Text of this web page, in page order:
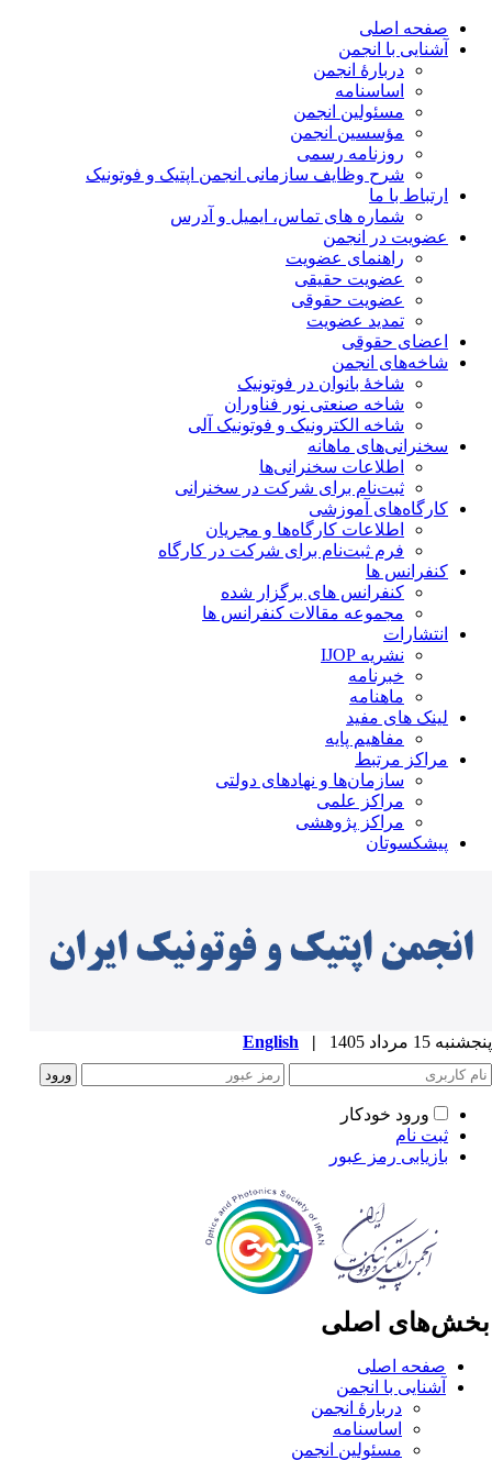
صفحه اصلی
آشنایی با انجمن
دربارۀ انجمن
اساسنامه
مسئولین انجمن
مؤسسین انجمن
روزنامه رسمی
شرح وظایف سازمانی انجمن اپتیک و فوتونیک
ارتباط با ما
شماره های تماس، ایمیل و آدرس
عضویت در انجمن
راهنمای عضویت
عضویت حقیقی
عضویت حقوقی
تمدید عضویت
اعضای حقوقی
شاخه‌های انجمن
شاخۀ بانوان در فوتونیک
شاخه صنعتی نور فناوران
شاخه‌ الکترونیک و فوتونیک آلی
سخنرانی‌های ماهانه
اطلاعات سخنرانی‌‌ها
ثبت‌نام برای شرکت در سخنرانی
کارگاه‌های آموزشی
اطلاعات کارگاه‌ها و مجریان
فرم ثبت‌نام برای شرکت در کارگاه
کنفرانس ها
کنفرانس های برگزار شده
مجموعه مقالات کنفرانس ها
انتشارات
نشریه IJOP
خبرنامه
ماهنامه
لینک های مفید
مفاهیم پایه
مراکز مرتبط
سازمان‌ها و نهادهای دولتی
مراکز علمی
مراکز پژوهشی
پیشکسوتان
15 مرداد 1405 |
English
ورود خودکار
ثبت نام
بازیابی رمز عبور
اصلی
صفحه اصلی
آشنایی با انجمن
دربارۀ انجمن
اساسنامه
مسئولین انجمن